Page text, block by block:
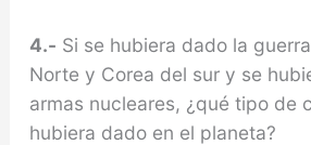
4.- Si se hubiera dado la
Norte y Corea del sur y se
armas nucleares, ¿qué tipo de
hubiera dado en el planeta?